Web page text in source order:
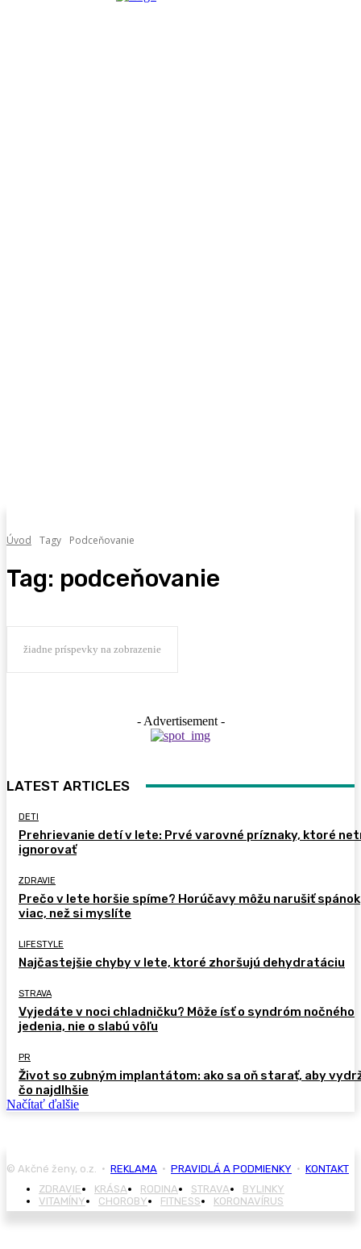
Úvod Tagy Podceňovanie
Tag: podceňovanie
žiadne príspevky na zobrazenie
- Advertisement -
LATEST ARTICLES
DETI
Prehrievanie detí v lete: Prvé varovné príznaky, ktoré
ignorovať
ZDRAVIE
Prečo v lete horšie spíme? Horúčavy môžu narušiť spánok
viac, než si myslíte
LIFESTYLE
Najčastejšie chyby v lete, ktoré zhoršujú dehydratáciu
STRAVA
Vyjedáte v noci chladničku? Môže ísť o syndróm nočného
jedenia, nie o slabú vôľu
PR
Život so zubným implantátom: ako sa oň starať, aby
čo najdlhšie
Načítať ďalšie
© Akčné ženy, o.z. • REKLAMA • PRAVIDLÁ A PODMIENKY • KONTAKT
ZDRAVIE
KRÁSA RODINA STRAVA
BYLINKY
VITAMÍNY
CHOROBY FITNESS KORONAVÍRUS